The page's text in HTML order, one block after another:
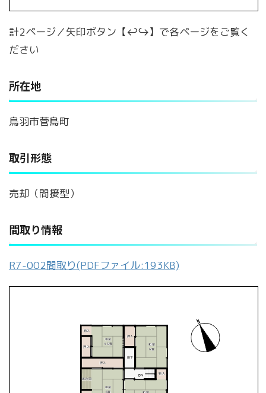
計2ページ／矢印ボタン【↩↪】で各ページをご覧く
ださい
所在地
鳥羽市菅島町
取引形態
売却（間接型）
間取り情報
R7-002間取り(PDFファイル:193KB)